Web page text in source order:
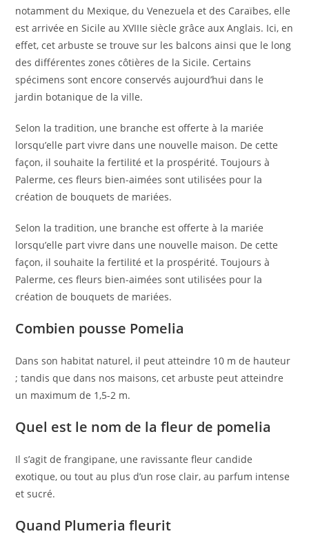
notamment du Mexique, du Venezuela et des Caraïbes, elle
est arrivée en Sicile au XVIIIe siècle grâce aux Anglais. Ici, en
effet, cet arbuste se trouve sur les balcons ainsi que le long
des différentes zones côtières de la Sicile. Certains
spécimens sont encore conservés aujourd’hui dans le
jardin botanique de la ville.
Selon la tradition, une branche est offerte à la mariée
lorsqu’elle part vivre dans une nouvelle maison. De cette
façon, il souhaite la fertilité et la prospérité. Toujours à
Palerme, ces fleurs bien-aimées sont utilisées pour la
création de bouquets de mariées.
Selon la tradition, une branche est offerte à la mariée
lorsqu’elle part vivre dans une nouvelle maison. De cette
façon, il souhaite la fertilité et la prospérité. Toujours à
Palerme, ces fleurs bien-aimées sont utilisées pour la
création de bouquets de mariées.
Combien pousse Pomelia
Dans son habitat naturel, il peut atteindre 10 m de hauteur
; tandis que dans nos maisons, cet arbuste peut atteindre
un maximum de 1,5-2 m.
Quel est le nom de la fleur de pomelia
Il s’agit de frangipane, une ravissante fleur candide
exotique, ou tout au plus d’un rose clair, au parfum intense
et sucré.
Quand Plumeria fleurit